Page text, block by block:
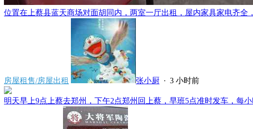
位置在上蔡县蓝天商场对面胡同内，两室一厅出租，屋内家具家电齐全
房屋租售/房屋出租 张小厨 · 3 小时前
明天早上9点上蔡去郑州，下午2点郑州回上蔡，早班5点准时发车，每